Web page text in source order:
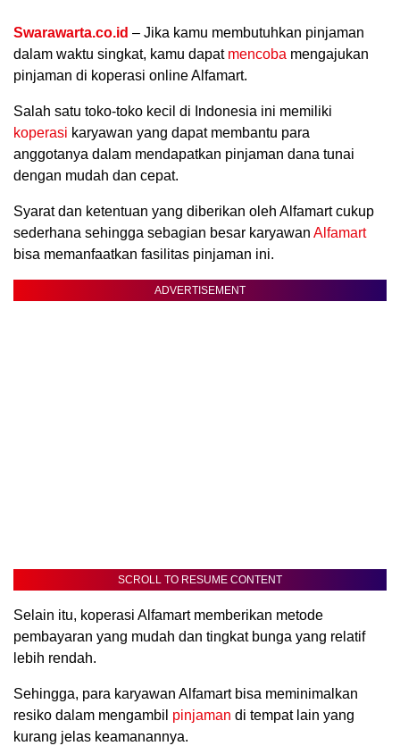
Swarawarta.co.id – Jika kamu membutuhkan pinjaman
dalam waktu singkat, kamu dapat mencoba mengajukan
pinjaman di koperasi online Alfamart.
Salah satu toko-toko kecil di Indonesia ini memiliki
koperasi karyawan yang dapat membantu para
anggotanya dalam mendapatkan pinjaman dana tunai
dengan mudah dan cepat.
Syarat dan ketentuan yang diberikan oleh Alfamart cukup
sederhana sehingga sebagian besar karyawan Alfamart
bisa memanfaatkan fasilitas pinjaman ini.
ADVERTISEMENT
SCROLL TO RESUME CONTENT
Selain itu, koperasi Alfamart memberikan metode
pembayaran yang mudah dan tingkat bunga yang relatif
lebih rendah.
Sehingga, para karyawan Alfamart bisa meminimalkan
resiko dalam mengambil pinjaman di tempat lain yang
kurang jelas keamanannya.